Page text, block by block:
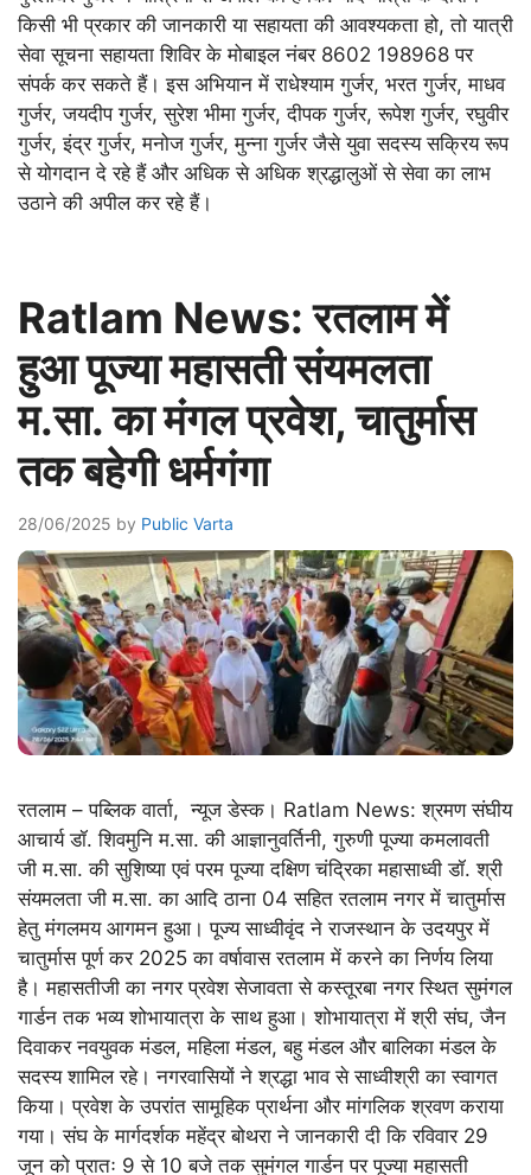
किसी भी प्रकार की जानकारी या सहायता की आवश्यकता हो, तो यात्री
सेवा सूचना सहायता शिविर के मोबाइल नंबर 8602 198968 पर
संपर्क कर सकते हैं। इस अभियान में राधेश्याम गुर्जर, भरत गुर्जर, माधव
गुर्जर, जयदीप गुर्जर, सुरेश भीमा गुर्जर, दीपक गुर्जर, रूपेश गुर्जर, रघुवीर
गुर्जर, इंद्र गुर्जर, मनोज गुर्जर, मुन्ना गुर्जर जैसे युवा सदस्य सक्रिय रूप
से योगदान दे रहे हैं और अधिक से अधिक श्रद्धालुओं से सेवा का लाभ
उठाने की अपील कर रहे हैं।
Ratlam News: रतलाम में
हुआ पूज्या महासती संयमलता
म.सा. का मंगल प्रवेश, चातुर्मास
तक बहेगी धर्मगंगा
28/06/2025 by Public Varta
रतलाम – पब्लिक वार्ता, न्यूज डेस्क। Ratlam News: श्रमण संघीय
आचार्य डॉ. शिवमुनि म.सा. की आज्ञानुवर्तिनी, गुरुणी पूज्या कमलावती
जी म.सा. की सुशिष्या एवं परम पूज्या दक्षिण चंद्रिका महासाध्वी डॉ. श्री
संयमलता जी म.सा. का आदि ठाना 04 सहित रतलाम नगर में चातुर्मास
हेतु मंगलमय आगमन हुआ। पूज्य साध्वीवृंद ने राजस्थान के उदयपुर में
चातुर्मास पूर्ण कर 2025 का वर्षावास रतलाम में करने का निर्णय लिया
है। महासतीजी का नगर प्रवेश सेजावता से कस्तूरबा नगर स्थित सुमंगल
गार्डन तक भव्य शोभायात्रा के साथ हुआ। शोभायात्रा में श्री संघ, जैन
दिवाकर नवयुवक मंडल, महिला मंडल, बहु मंडल और बालिका मंडल के
सदस्य शामिल रहे। नगरवासियों ने श्रद्धा भाव से साध्वीश्री का स्वागत
किया। प्रवेश के उपरांत सामूहिक प्रार्थना और मांगलिक श्रवण कराया
गया। संघ के मार्गदर्शक महेंद्र बोथरा ने जानकारी दी कि रविवार 29
जून को प्रातः 9 से 10 बजे तक सुमंगल गार्डन पर पूज्या महासती